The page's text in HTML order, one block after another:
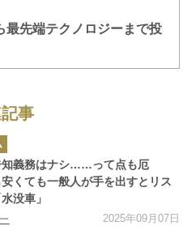
最先端テクノロジーまで投
事
知義務はナシ……って点も厄
くても一般人が手を出すとリス
没車」
2025年09月07日